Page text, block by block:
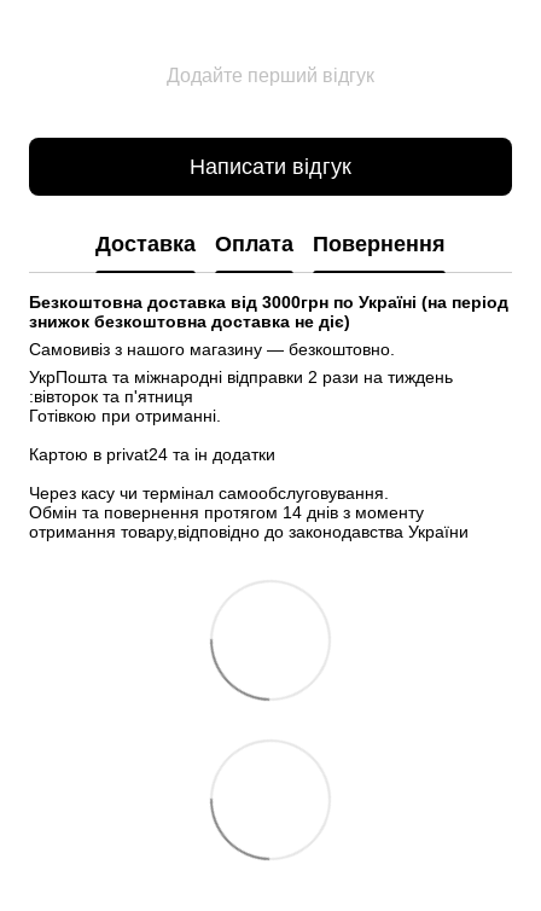
Додайте перший відгук
Написати відгук
Доставка Оплата Повернення
Безкоштовна доставка від 3000грн по Україні (на період
знижок безкоштовна доставка не діє)
Самовивіз з нашого магазину — безкоштовно.
УкрПошта та міжнародні відправки 2 рази на тиждень
:вівторок та п'ятниця
Готівкою при отриманні.
Картою в privat24 та ін додатки
Через касу чи термінал самообслуговування.
Обмін та повернення протягом 14 днів з моменту
отримання товару,відповідно до законодавства України